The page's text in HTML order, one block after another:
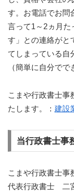
す。お電話でお問
言って1～2ヵ月た
す」との連絡がと
てしまっている自
（簡単に自分で
こまや行政書士事
たします。： 建設
当行政書士事
こまや行政書士事
代表行政書士 二